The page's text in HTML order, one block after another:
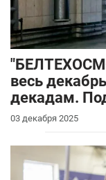
весь
декадам.
03 декабря 2025